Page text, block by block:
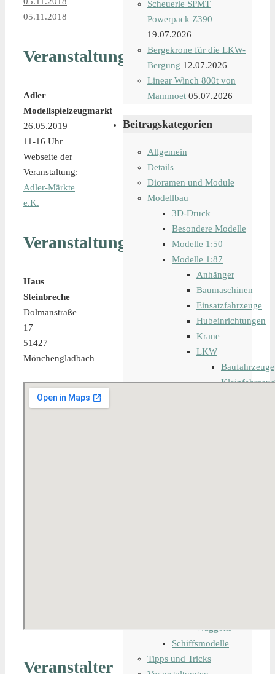
05.11.2018
Veranstaltungsdetails
Adler
Modellspielzeugmarkt
26.05.2019
11-16 Uhr
Webseite der
Veranstaltung:
Adler-Märkte
e.K.
Veranstaltungsort
Haus
Steinbreche
Dolmanstraße
17
51427
Mönchengladbach
Veranstalter
Scheuerle SPMT
Powerpack Z390
19.07.2026
Bergekrone für die LKW-
Bergung 12.07.2026
Linear Winch 800t von
Mammoet 05.07.2026
Beitragskategorien
Allgemein
Details
Dioramen und Module
Modellbau
3D-Druck
Besondere Modelle
Modelle 1:50
Modelle 1:87
Anhänger
Baumaschinen
Einsatzfahrzeuge
Hubeinrichtungen
Krane
LKW
Baufahrzeuge
Waggons
Schiffsmodelle
Tipps und Tricks